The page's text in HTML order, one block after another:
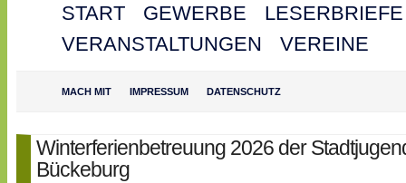
START GEWERBE
LESERBRIEFE
VERANSTALTUNGEN
VEREINE
MACH MIT IMPRESSUM DATENSCHUTZ
Winterferienbetreuung 2026 der
Bückeburg